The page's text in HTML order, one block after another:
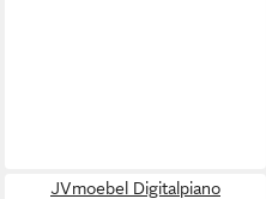
JVmoebel Digitalpiano